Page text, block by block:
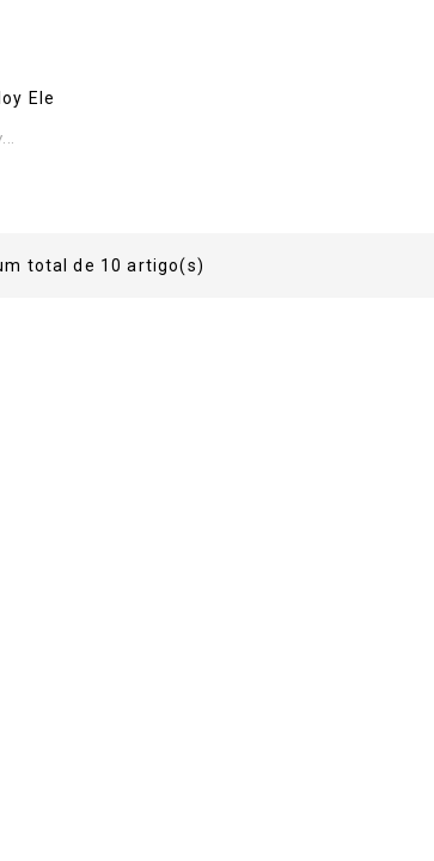
total de 10 artigo(s)